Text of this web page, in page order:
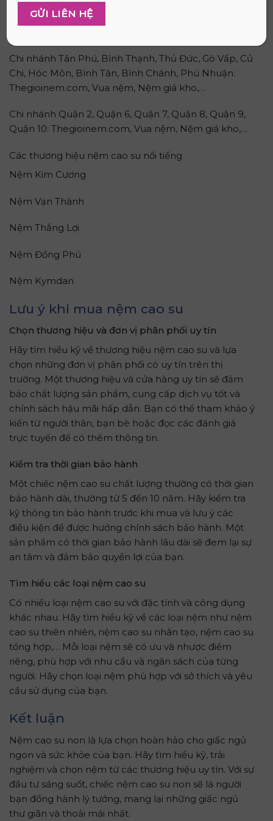
TP. Hồ Chí Minh uy tín
Chi nhánh Tân Phú, Bình Thạnh, Thủ Đức, Gò Vấp, Củ
Chi, Hóc Môn, Bình Tân, Bình Chánh, Phú Nhuận:
Thegioinem.com, Vua nệm, Nệm giá kho,…
Chi nhánh Quận 2, Quận 6, Quận 7, Quận 8, Quận 9,
Quận 10: Thegioinem.com, Vua nệm, Nệm giá kho,…
Các thương hiệu nệm cao su nổi tiếng
Nệm Kim Cương
Nệm Vạn Thành
Nệm Thắng Lợi
Nệm Đồng Phú
Nệm Kymdan
Lưu ý khi mua nệm cao su
Chọn thương hiệu và đơn vị phân phối uy tín
Hãy tìm hiểu kỹ về thương hiệu nệm cao su và lựa
chọn những đơn vị phân phối có uy tín trên thị
trường. Một thương hiệu và cửa hàng uy tín sẽ đảm
bảo chất lượng sản phẩm, cung cấp dịch vụ tốt và
chính sách hậu mãi hấp dẫn. Bạn có thể tham khảo ý
kiến từ người thân, bạn bè hoặc đọc các đánh giá
trực tuyến để có thêm thông tin.
Kiểm tra thời gian bảo hành
Một chiếc nệm cao su chất lượng thường có thời gian
bảo hành dài, thường từ 5 đến 10 năm. Hãy kiểm tra
kỹ thông tin bảo hành trước khi mua và lưu ý các
điều kiện để được hưởng chính sách bảo hành. Một
sản phẩm có thời gian bảo hành lâu dài sẽ đem lại sự
an tâm và đảm bảo quyền lợi của bạn.
Tìm hiểu các loại nệm cao su
Có nhiều loại nệm cao su với đặc tính và công dụng
khác nhau. Hãy tìm hiểu kỹ về các loại nệm như nệm
cao su thiên nhiên, nệm cao su nhân tạo, nệm cao su
tổng hợp,… Mỗi loại nệm sẽ có ưu và nhược điểm
riêng, phù hợp với nhu cầu và ngân sách của từng
người. Hãy chọn loại nệm phù hợp với sở thích và yêu
cầu sử dụng của bạn.
Kết luận
Nệm cao su non là lựa chọn hoàn hảo cho giấc ngủ
ngon và sức khỏe của bạn. Hãy tìm hiểu kỹ, trải
nghiệm và chọn nệm từ các thương hiệu uy tín. Với sự
đầu tư sáng suốt, chiếc nệm cao su non sẽ là người
bạn đồng hành lý tưởng, mang lại những giấc ngủ
thư giãn và thoải mái nhất.